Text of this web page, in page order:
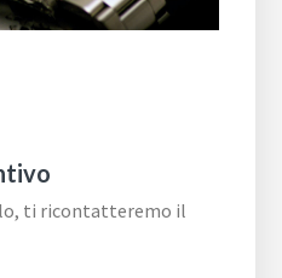
ti ricontatteremo il